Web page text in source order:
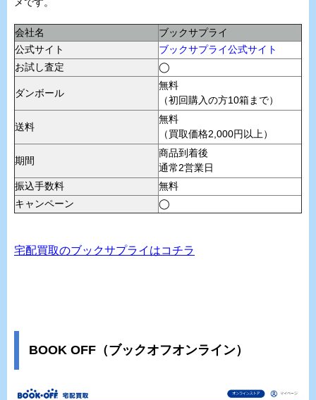
会社名
ブックサプライ
公式サイト
ブックサプライ公式サイト
お試し査定
◯
ダンボール
無料
（初回購入の方10箱まで）
送料
無料
（買取価格2,000円以上）
期間
商品到着後
通常2営業日
振込手数料
無料
キャンペーン
◯
宅配買取のブックサプライはコチラ
BOOK OFF（ブックオフオンライン）